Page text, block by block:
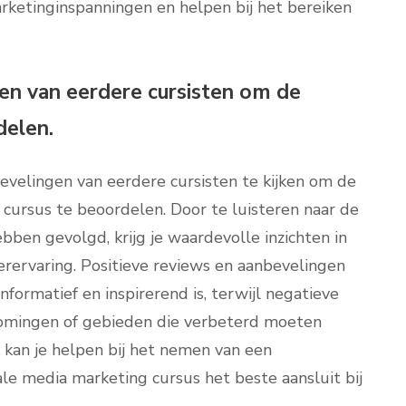
en helpen bij het bereiken
van eerdere cursisten om de
van eerdere cursisten te kijken om de
te beoordelen. Door te luisteren naar de
gevolgd, krijg je waardevolle inzichten in
Positieve reviews en aanbevelingen
en inspirerend is, terwijl negatieve
of gebieden die verbeterd moeten
je helpen bij het nemen van een
media marketing cursus het beste aansluit bij